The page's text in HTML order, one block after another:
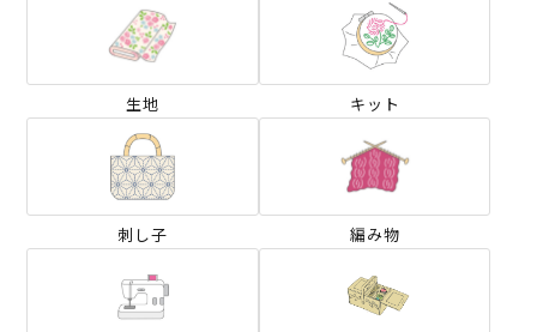
生地 キット
刺し子 編み物